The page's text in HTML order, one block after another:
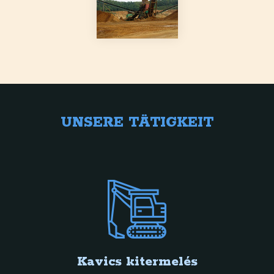
UNSERE TÄTIGKEIT
Kavics kitermelés